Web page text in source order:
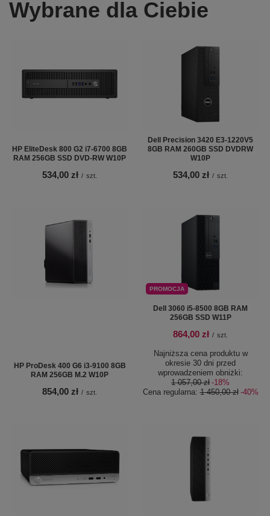
Wybrane dla Ciebie
HP EliteDesk 800 G2 i7-6700 8GB
RAM 256GB SSD DVD-RW W10P
534,00 zł / szt.
Dell Precision 3420 E3-1220V5
8GB RAM 260GB SSD DVDRW
W10P
534,00 zł / szt.
HP ProDesk 400 G6 i3-9100 8GB
RAM 256GB M.2 W10P
854,00 zł / szt.
PROMOCJA
Dell 3060 i5-8500 8GB RAM
256GB SSD W11P
864,00 zł / szt.
Najniższa cena produktu w
okresie 30 dni przed
wprowadzeniem obniżki:
1 057,00 zł -18%
Cena regularna:1 450,00 zł -40%